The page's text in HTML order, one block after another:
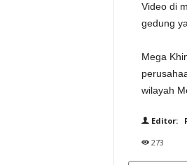
Video di
gedung
Mega
wilayah
Editor:
273